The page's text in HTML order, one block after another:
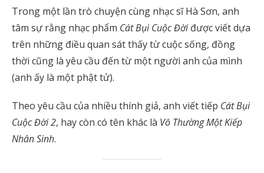
Trong một lần trò chuyện cùng nhạc sĩ Hà Sơn, anh
tâm sự rằng nhạc phẩm Cát Bụi Cuộc Đờiđược viết dựa
trên những điều quan sát thấy từ cuộc sống, đồng
thời cũng là yêu cầu đến từ một người anh của mình
(anh ấy là một phật tử).
Theo yêu cầu của nhiều thính giả, anh viết tiếp Cát Bụi
Cuộc Đời 2, hay còn có tên khác là Vô Thường Một Kiếp
Nhân Sinh.